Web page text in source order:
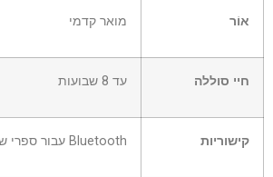
אוֹר מואר קדמי
חיי סוללה עד 8 שבועות
קישוריות Bluetooth עבור ספרי שמע, Wi-Fi